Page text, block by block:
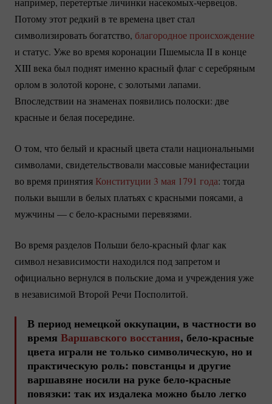
Потому этот редкий в те времена цвет стал
символизировать богатство, благородное происхождение
и статус. Уже во время коронации Пшемысла II в конце
XIII века был поднят именно красный флаг с серебряным
орлом в золотой короне, с золотыми лапами.
Впоследствии на знаменах появились полоски: две
красные и белая посередине.
О том, что белый и красный цвета стали национальными
символами, свидетельствовали массовые манифестации
во время принятия Конституции 3 мая 1791 года: тогда
польки вышли в белых платьях с красными поясами, а
мужчины — с бело-красными перевязями.
Во время разделов Польши бело-красный флаг как
символ независимости находился под запретом и
официально вернулся в польские дома и учреждения уже
в независимой Второй Речи Посполитой.
В период немецкой оккупации, в частности во
время Варшавского восстания, бело-красные
цвета играли не только символическую, но и
практическую роль: повстанцы и другие
варшавяне носили на рукебело-красные
повязки: так их издалека можно было легко